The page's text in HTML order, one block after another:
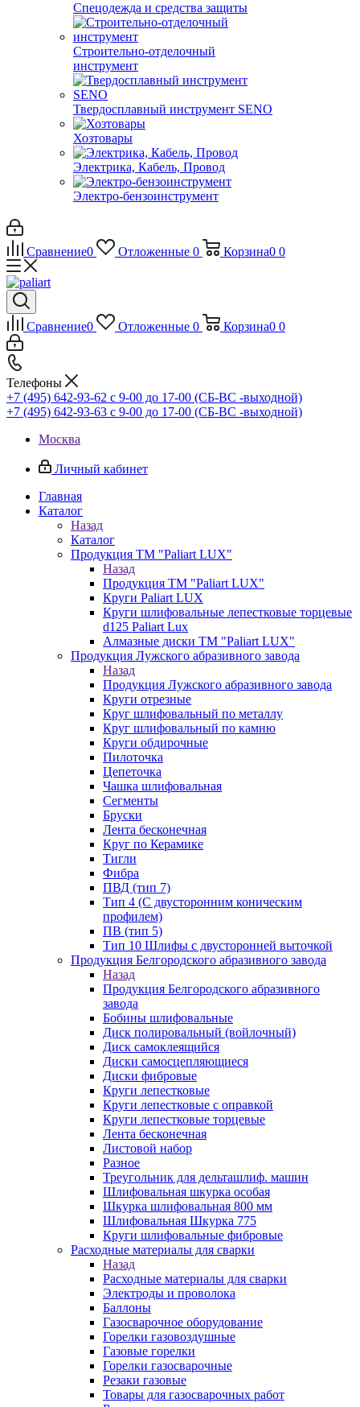
Спецодежда и средства защиты
Строительно-отделочный
инструмент
Твердосплавный инструмент SENO
Хозтовары
Электрика, Кабель, Провод
Электро-бензоинструмент
Сравнение0 Отложенные 0 Корзина0 0
Сравнение0 Отложенные 0 Корзина0 0
Телефоны
+7 (495) 642-93-62 c 9-00 до 17-00 (СБ-ВС -выходной)
+7 (495) 642-93-63 c 9-00 до 17-00 (СБ-ВС -выходной)
Москва
Личный кабинет
Главная
Каталог
Назад
Каталог
Продукция ТМ "Paliart LUX"
Назад
Продукция ТМ "Paliart LUX"
Круги Paliart LUX
Круги шлифовальные лепестковые торцевые
d125 Paliart Lux
Алмазные диски ТМ "Paliart LUX"
Продукция Лужского абразивного завода
Назад
Продукция Лужского абразивного завода
Круги отрезные
Круг шлифовальный по металлу
Круг шлифовальный по камню
Круги обдирочные
Пилоточка
Цепеточка
Чашка шлифовальная
Сегменты
Бруски
Лента бесконечная
Круг по Керамике
Тигли
Фибра
ПВД (тип 7)
Тип 4 (С двусторонним коническим
профилем)
ПВ (тип 5)
Тип 10 Шлифы с двусторонней выточкой
Продукция Белгородского абразивного завода
Назад
Продукция Белгородского абразивного
завода
Бобины шлифовальные
Диск полировальный (войлочный)
Диск самоклеящийся
Диски самосцепляющиеся
Диски фибровые
Круги лепестковые
Круги лепестковые с оправкой
Круги лепестковые торцевые
Лента бесконечная
Листовой набор
Разное
Треугольник для дельташлиф. машин
Шлифовальная шкурка особая
Шкурка шлифовальная 800 мм
Шлифовальная Шкурка 775
Круги шлифовальные фибровые
Расходные материалы для сварки
Назад
Расходные материалы для сварки
Электроды и проволока
Баллоны
Газосварочное оборудование
Горелки газовоздушные
Газовые горелки
Горелки газосварочные
Резаки газовые
Товары для газосварочных работ